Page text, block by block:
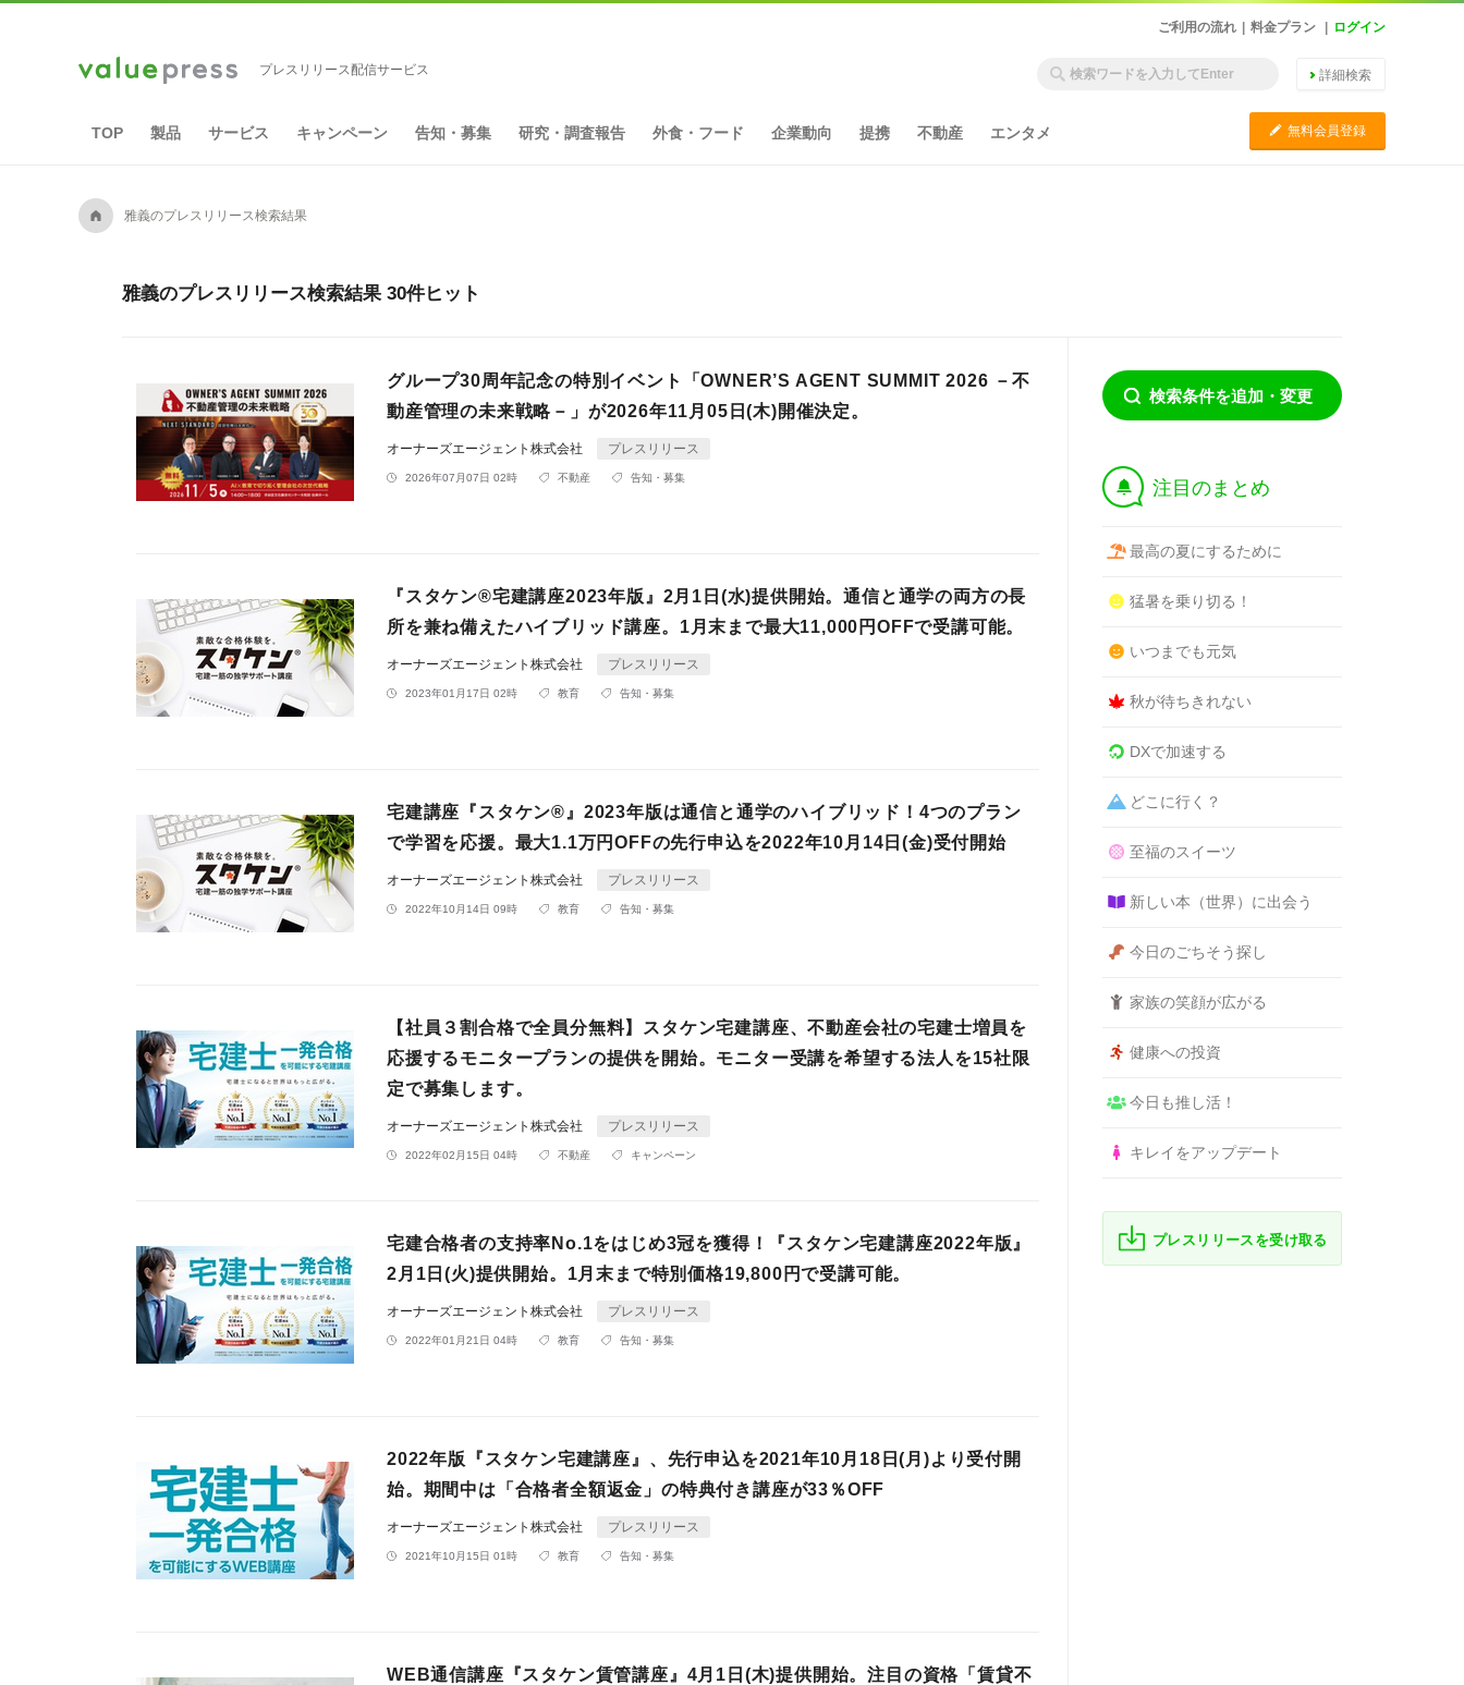
ご利用の流れ 料金プラン ログイン
プレスリリース配信サービス 詳細検索
TOP 製品 サービス キャンペーン 告知・募集 研究・調査報告 外食・フード 企業動向 提携 不動産 エンタメ C 無料会員登録
A 雅義のプレスリリース検索結果
雅義のプレスリリース検索結果 30件ヒット
グループ30周年記念の特別イベント「OWNER’S AGENT SUMMIT 2026 －不
動産管理の未来戦略－」が2026年11月05日(木)開催決定。
オーナーズエージェント株式会社 プレスリリース
2026年07月07日 02時 不動産 告知・募集
『スタケン®宅建講座2023年版』2月1日(水)提供開始。通信と通学の両方の長
所を兼ね備えたハイブリッド講座。1月末まで最大11,000円OFFで受講可能。
オーナーズエージェント株式会社 プレスリリース
2023年01月17日 02時 教育 告知・募集
宅建講座『スタケン®』2023年版は通信と通学のハイブリッド！4つのプラン
で学習を応援。最大1.1万円OFFの先行申込を2022年10月14日(金)受付開始
オーナーズエージェント株式会社 プレスリリース
2022年10月14日 09時 教育 告知・募集
【社員３割合格で全員分無料】スタケン宅建講座、不動産会社の宅建士増員を
応援するモニタープランの提供を開始。モニター受講を希望する法人を15社限
定で募集します。
オーナーズエージェント株式会社 プレスリリース
2022年02月15日 04時 不動産 キャンペーン
宅建合格者の支持率No.1をはじめ3冠を獲得！『スタケン宅建講座2022年版』
2月1日(火)提供開始。1月末まで特別価格19,800円で受講可能。
オーナーズエージェント株式会社 プレスリリース
2022年01月21日 04時 教育 告知・募集
2022年版『スタケン宅建講座』、先行申込を2021年10月18日(月)より受付開
始。期間中は「合格者全額返金」の特典付き講座が33％OFF
オーナーズエージェント株式会社 プレスリリース
2021年10月15日 01時 教育 告知・募集
WEB通信講座『スタケン賃管講座』4月1日(木)提供開始。注目の資格「賃貸不
検索条件を追加・変更
† 注目のまとめ
最高の夏にするために
猛暑を乗り切る！
いつまでも元気
秋が待ちきれない
DXで加速する
どこに行く？
至福のスイーツ
新しい本（世界）に出会う
今日のごちそう探し
家族の笑顔が広がる
健康への投資
今日も推し活！
キレイをアップデート
プレスリリースを受け取る